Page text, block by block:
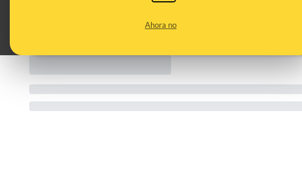
Ahora no
y-de-donde-es-2025-10-17
longevidad · edad · modelo